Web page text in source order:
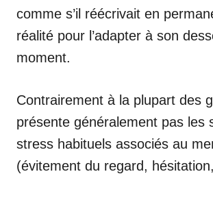
comme s’il réécrivait en
réalité pour l’adapter à son
moment.
Contrairement à la plupart des
présente généralement pas les
stress habituels associés au
(évitement du regard,